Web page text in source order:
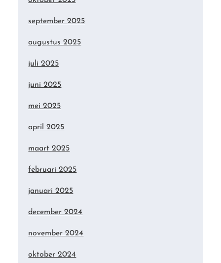
september 2025
augustus 2025
juli 2025
juni 2025
mei 2025
april 2025
maart 2025
februari 2025
januari 2025
december 2024
november 2024
oktober 2024